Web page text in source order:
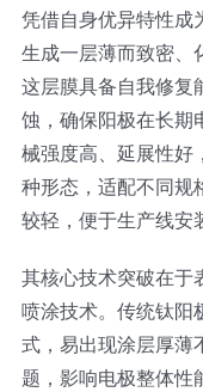
超声波喷雾成型系
流量
双进液
耐化学腐蚀的喷嘴
喷嘴兼容性
凭借自身优异特性成
生成一层薄而致密、
这层膜具备自我修复
蚀，确保阳极在长期
械强度高、延展性好
种形态，适配不同规
较轻，便于生产线安
其核心技术突破在
喷涂技术。传统钛阳
式，易出现涂层厚薄
题，影响电极整体性